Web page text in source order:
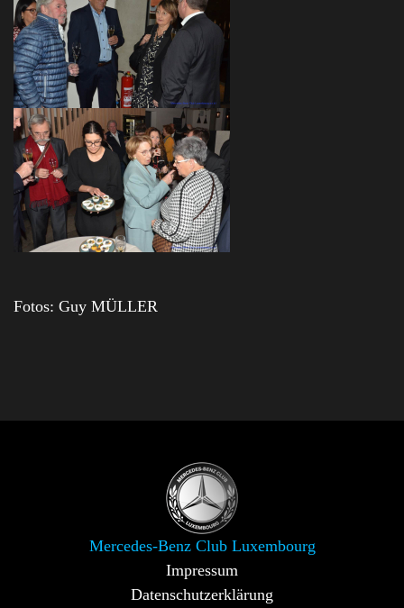
Fotos: Guy MÜLLER
Mercedes-Benz Club Luxembourg
Impressum
Datenschutzerklärung